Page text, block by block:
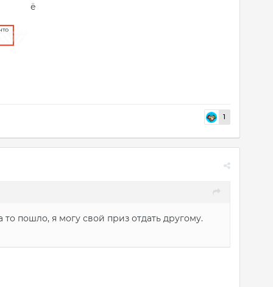
ё
1
пошло, я могу свой приз отдать другому.